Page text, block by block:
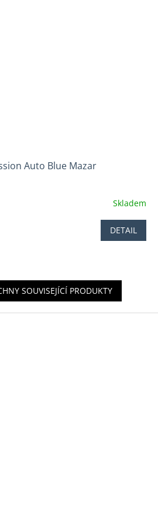
Auto Blue Mazar
Skladem
DETAIL
SOUVISEJÍCÍ PRODUKTY